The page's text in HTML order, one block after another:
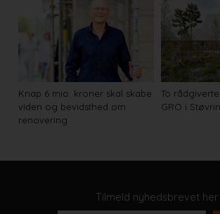
Knap 6 mio. kroner skal skabe
viden og bevidsthed om
renovering
To
GRO i
Tilmeld nyhedsbrevet her